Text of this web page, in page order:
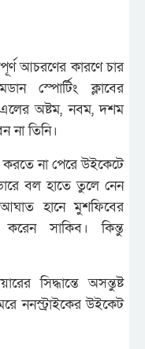
আচরণের কারণে চার
স্পোর্টিং ক্লাবের
অষ্টম, নবম, দশম
না তিনি।
না পেরে উইকেটে
বল হাতে তুলে নেন
হানে মুশফিবের
করেন সাকিব। কিন্তু
সিদ্ধান্তে অসন্তুষ্ট
ননস্ট্রাইকের উইকেট